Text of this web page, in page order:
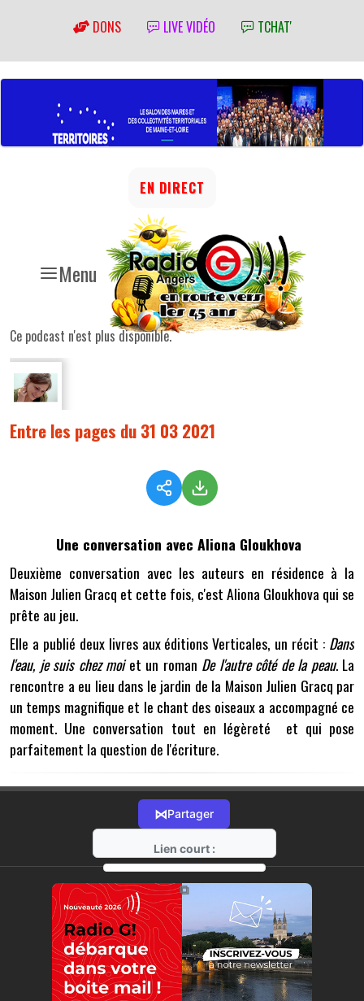
DONS LIVE VIDÉO TCHAT'
Menu
EN DIRECT
Ce podcast n'est plus disponible.
Entre les pages du 31 03 2021
Une conversation avec Aliona Gloukhova
Deuxième conversation avec les auteurs en résidence à la
Maison Julien Gracq et cette fois, c'est Aliona Gloukhova qui se
prête au jeu.
Elle a publié deux livres aux éditions Verticales, un récit : Dans
l'eau, je suis chez moiet un roman De l'autre côté de la peau. La
rencontre a eu lieu dans le jardin de la Maison Julien Gracq par
un temps magnifique et le chant des oiseaux a accompagné ce
moment. Une conversation tout en légèreté et qui pose
parfaitement la question de l'écriture.
⋈Partager
Lien court :
https://radio-g.fr?4305
⧉